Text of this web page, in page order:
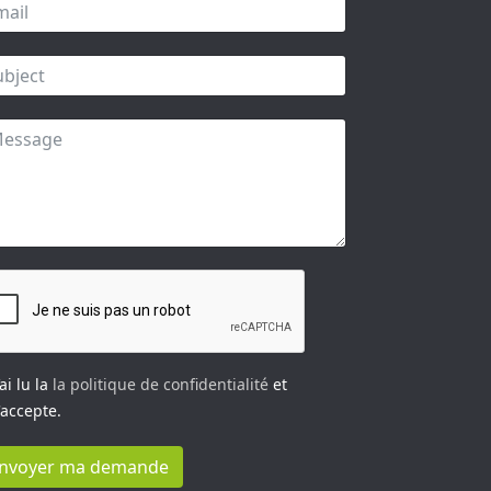
lu la la politique de confidentialité et
ma demande